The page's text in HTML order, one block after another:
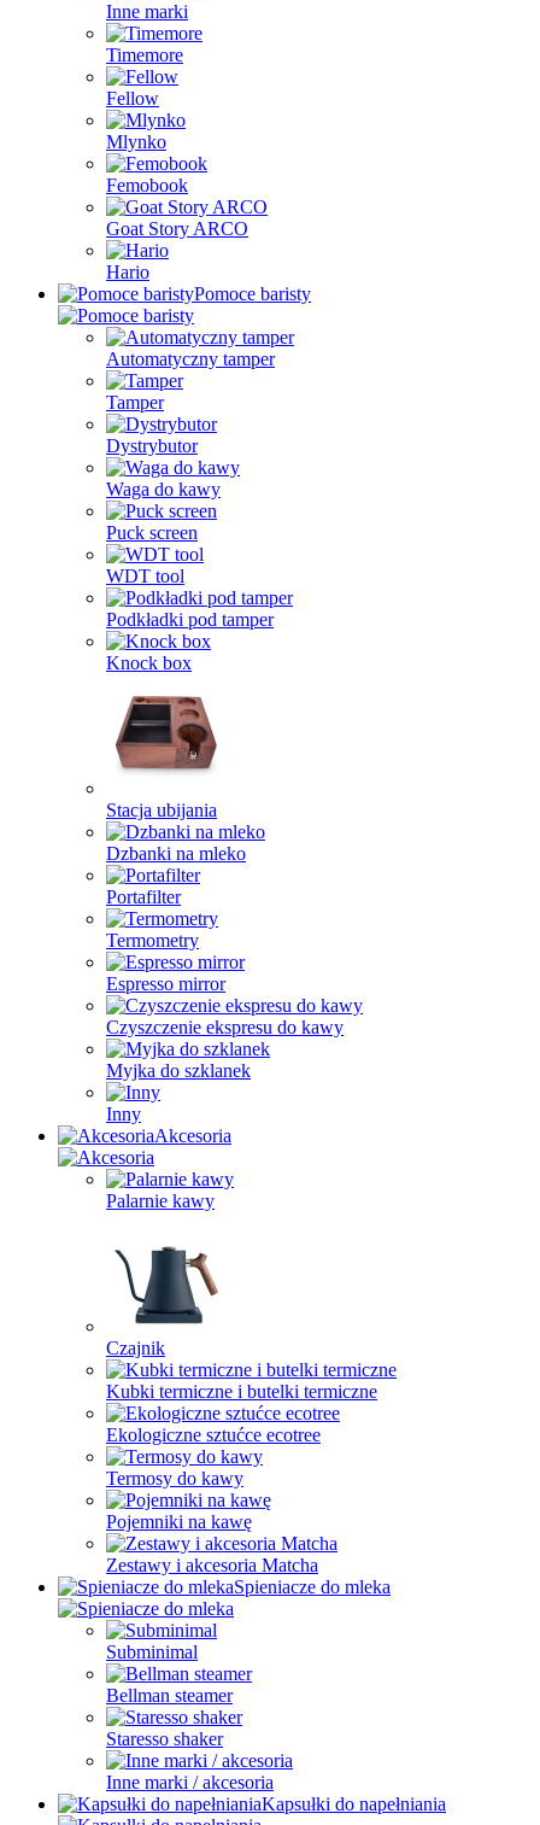
Inne marki
Timemore
Fellow
Mlynko
Femobook
Goat Story ARCO
Hario
Pomoce baristy
Automatyczny tamper
Tamper
Dystrybutor
Waga do kawy
Puck screen
WDT tool
Podkładki pod tamper
Knock box
Stacja ubijania
Dzbanki na mleko
Portafilter
Termometry
Espresso mirror
Czyszczenie ekspresu do kawy
Myjka do szklanek
Inny
Akcesoria
Palarnie kawy
Czajnik
Kubki termiczne i butelki termiczne
Ekologiczne sztućce ecotree
Termosy do kawy
Pojemniki na kawę
Zestawy i akcesoria Matcha
Spieniacze do mleka
Subminimal
Bellman steamer
Staresso shaker
Inne marki / akcesoria
Kapsułki do napełniania